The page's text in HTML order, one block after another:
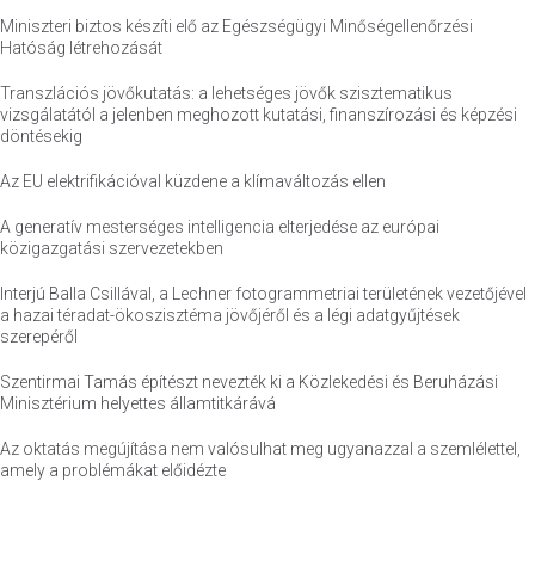
Miniszteri biztos készíti elő az Egészségügyi Minőségellenőrzési
Hatóság létrehozását
Transzlációs jövőkutatás: a lehetséges jövők szisztematikus
vizsgálatától a jelenben meghozott kutatási, finanszírozási és képzési
döntésekig
Az EU elektrifikációval küzdene a klímaváltozás ellen
A generatív mesterséges intelligencia elterjedése az európai
közigazgatási szervezetekben
Interjú Balla Csillával, a Lechner fotogrammetriai területének vezetőjével
a hazai téradat-ökoszisztéma jövőjéről és a légi adatgyűjtések
szerepéről
Szentirmai Tamás építészt nevezték ki a Közlekedési és Beruházási
Minisztérium helyettes államtitkárává
Az oktatás megújítása nem valósulhat meg ugyanazzal a szemlélettel,
amely a problémákat előidézte